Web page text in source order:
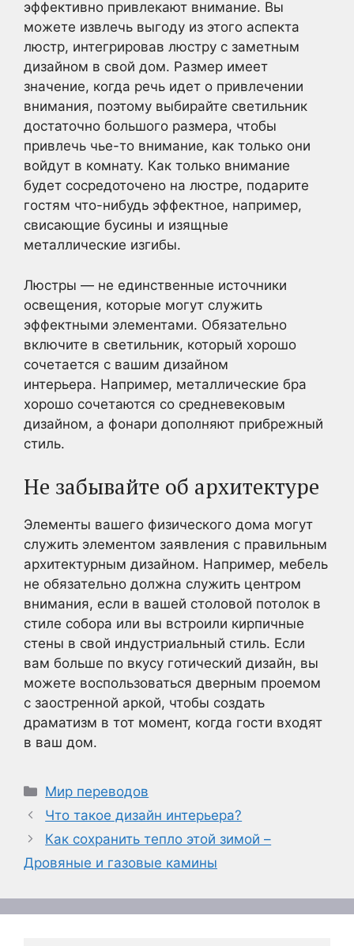
эффективно привлекают внимание. Вы
можете извлечь выгоду из этого аспекта
люстр, интегрировав люстру с заметным
дизайном в свой дом. Размер имеет
значение, когда речь идет о привлечении
внимания, поэтому выбирайте светильник
достаточно большого размера, чтобы
привлечь чье-то внимание, как только они
войдут в комнату. Как только внимание
будет сосредоточено на люстре, подарите
гостям что-нибудь эффектное, например,
свисающие бусины и изящные
металлические изгибы.
Люстры — не единственные источники
освещения, которые могут служить
эффектными элементами. Обязательно
включите в светильник, который хорошо
сочетается с вашим дизайном
интерьера. Например, металлические бра
хорошо сочетаются со средневековым
дизайном, а фонари дополняют прибрежный
стиль.
Не забывайте об архитектуре
Элементы вашего физического дома могут
служить элементом заявления с правильным
архитектурным дизайном. Например, мебель
не обязательно должна служить центром
внимания, если в вашей столовой потолок в
стиле собора или вы встроили кирпичные
стены в свой индустриальный стиль. Если
вам больше по вкусу готический дизайн, вы
можете воспользоваться дверным проемом
с заостренной аркой, чтобы создать
драматизм в тот момент, когда гости входят
в ваш дом.
Рубрики
Мир переводов
Что такое дизайн интерьера?
Как сохранить тепло этой зимой –
Дровяные и газовые камины